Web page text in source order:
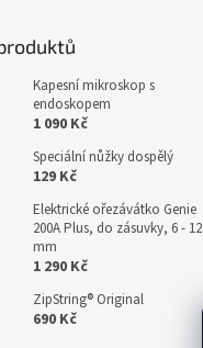
Kapesní mikroskop s
endoskopem
1 090 Kč
Speciální nůžky dospělý
129 Kč
Elektrické ořezávátko Genie
200A Plus, do zásuvky, 6 - 12
mm
1 290 Kč
ZipString® Original
690 Kč